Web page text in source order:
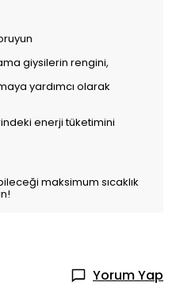
giysilerin rengini,
yardımcı olarak
enerji tüketimini
maksimum sıcaklık
Yorum Yap